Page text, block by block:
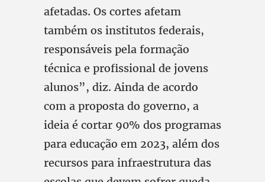
afetadas. Os cortes afetam
também os institutos federais,
responsáveis pela formação
técnica e profissional de jovens
alunos”, diz. Ainda de acordo
com a proposta do governo, a
ideia é cortar 90% dos programas
para educação em 2023, além dos
recursos para infraestrutura das